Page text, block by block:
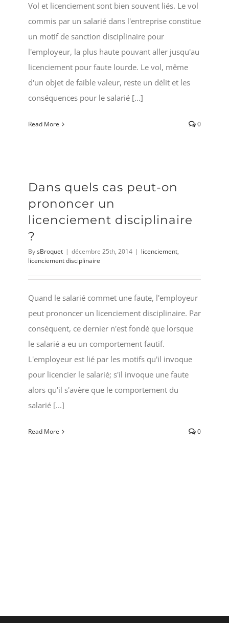
Vol et licenciement sont bien souvent liés. Le vol
commis par un salarié dans l'entreprise constitue
un motif de sanction disciplinaire pour
l'employeur, la plus haute pouvant aller jusqu'au
licenciement pour faute lourde. Le vol, même
d'un objet de faible valeur, reste un délit et les
conséquences pour le salarié [...]
Read More 0
Dans quels cas peut-on
prononcer un
licenciement disciplinaire
?
BysBroquet | décembre 25th, 2014 | licenciement,
licenciement disciplinaire
Quand le salarié commet une faute, l'employeur
peut prononcer un licenciement disciplinaire. Par
conséquent, ce dernier n'est fondé que lorsque
le salarié a eu un comportement fautif.
L'employeur est lié par les motifs qu'il invoque
pour licencier le salarié; s'il invoque une faute
alors qu'il s'avère que le comportement du
salarié [...]
Read More 0